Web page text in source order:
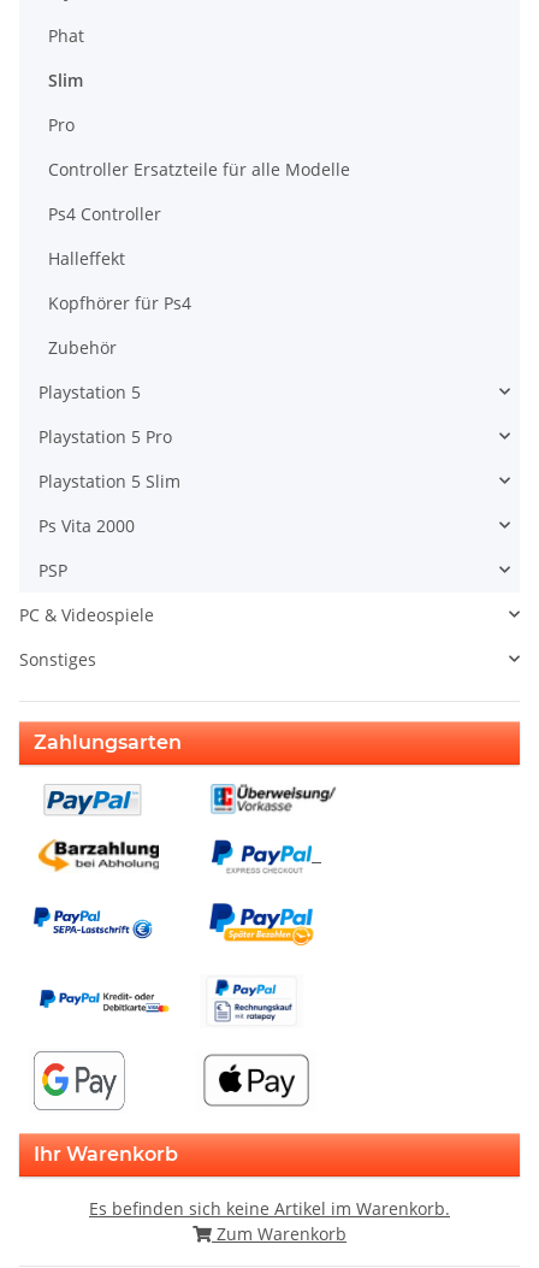
Phat
Slim
Pro
Controller Ersatzteile für alle Modelle
Ps4 Controller
Halleffekt
Kopfhörer für Ps4
Zubehör
Playstation 5
Playstation 5 Pro
Playstation 5 Slim
Ps Vita 2000
PSP
PC & Videospiele
Sonstiges
Zahlungsarten
Ihr Warenkorb
Es befinden sich keine Artikel im Warenkorb.
Zum Warenkorb